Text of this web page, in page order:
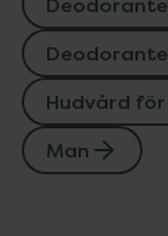
Hudvård för
Man